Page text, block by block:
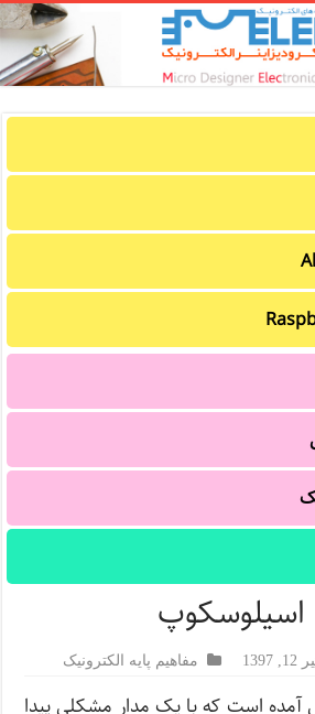
اسیلوسکوپ
1397 مفاهیم پایه الکترونیک
آمده است که با یک مدار مشکلی پیدا